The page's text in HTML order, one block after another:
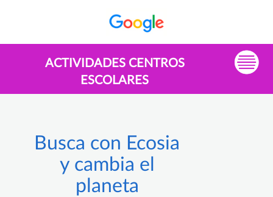
ACTIVIDADES CENTROS
ESCOLARES
Busca con Ecosia
y cambia el
planeta